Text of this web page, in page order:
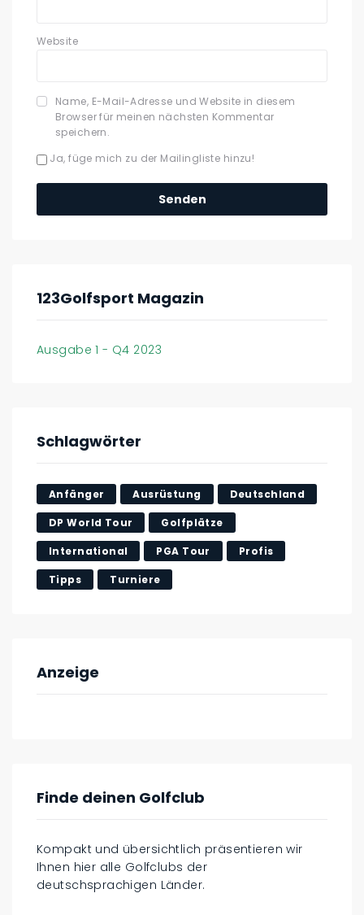
Website
Name, E-Mail-Adresse und Website in diesem
Browser für meinen nächsten Kommentar
speichern.
Ja, füge mich zu der Mailingliste hinzu!
123Golfsport Magazin
Ausgabe 1 - Q4 2023
Schlagwörter
Anfänger Ausrüstung Deutschland
DP World Tour Golfplätze
International PGA Tour Profis
Tipps Turniere
Anzeige
Finde deinen Golfclub
Kompakt und übersichtlich präsentieren wir
Ihnen hier alle Golfclubs der
deutschsprachigen Länder.